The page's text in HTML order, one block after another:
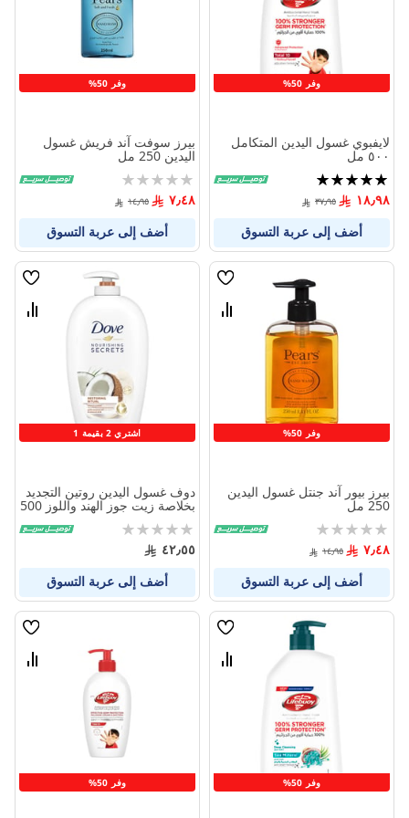
وفر 50%
لايفبوي غسول اليدين المتكامل
٥٠٠ مل
تقييم:
100%
١٨٫٩٨ ٣٧٫٩٥
أضف إلى عربة التسوق
وفر 50%
بيرز سوفت آند فريش غسول
اليدين 250 مل
Rating:
0%
٧٫٤٨ ١٤٫٩٥
أضف إلى عربة التسوق
وفر 50%
قائمة
قارن
بيرز بيور آند جنتل غسول اليدين
250 مل
Rating:
0%
٧٫٤٨ ١٤٫٩٥
أضف إلى عربة التسوق
اشتري 2 بقيمة 1
قائمة
قارن
دوف غسول اليدين روتين التجديد
بخلاصة زيت جوز الهند واللوز 500
Rating:
0%
٤٢٫٥٥
أضف إلى عربة التسوق
وفر 50%
قائمة
قارن
وفر 50%
قائمة
قارن